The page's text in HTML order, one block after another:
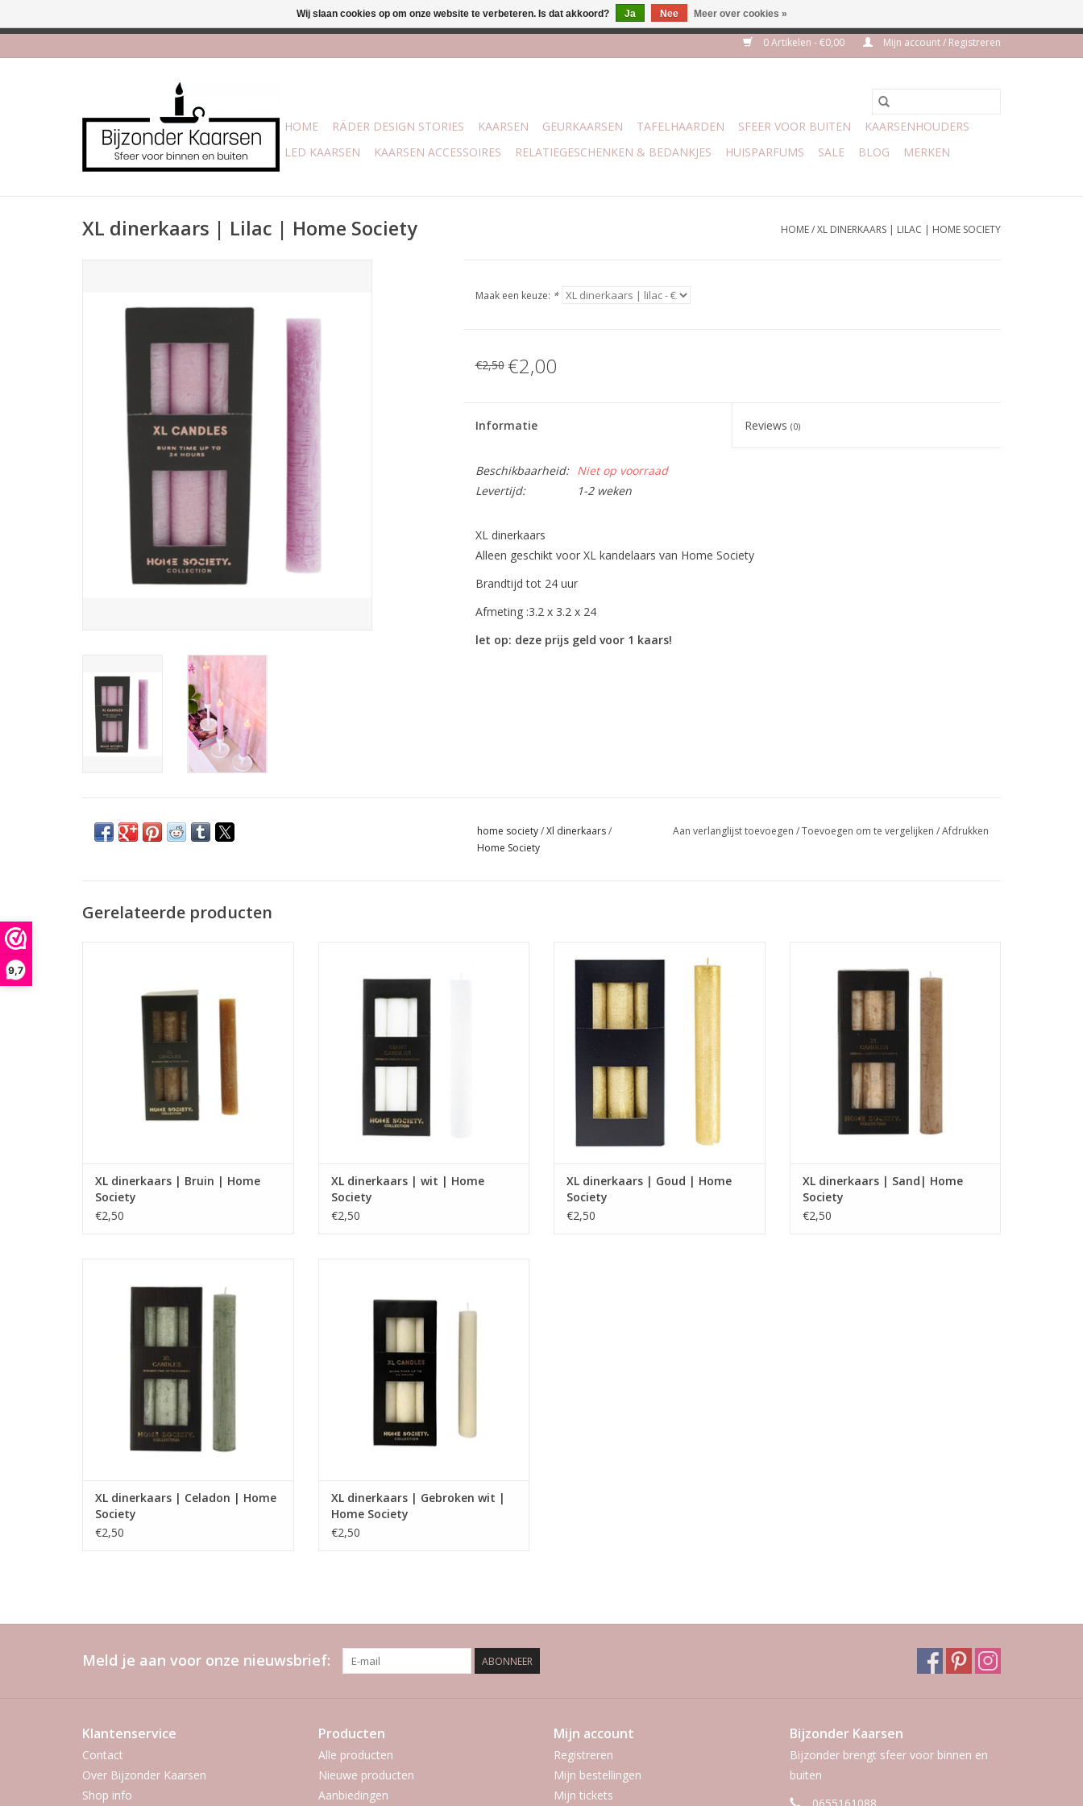
9,7
0 Artikelen - €0,00 Mijn account / Registreren
HOME RÄDER DESIGN STORIES KAARSEN GEURKAARSEN TAFELHAARDEN SFEER VOOR BUITEN
KAARSENHOUDERS
LED KAARSEN
KAARSEN ACCESSOIRES RELATIEGESCHENKEN & BEDANKJES HUISPARFUMS SALE BLOG MERKEN
XL dinerkaars | Lilac | Home Society HOME/XL DINERKAARS | LILAC | HOME SOCIETY
Maak een keuze: *
€2,50 €2,00
Informatie Reviews(0)
Beschikbaarheid:
Niet op voorraad
Levertijd:
1-2 weken
XL dinerkaars
Alleen geschikt voor XL kandelaars van Home Society
Brandtijd tot 24 uur
Afmeting :3.2 x 3.2 x 24
let op: deze prijs geld voor 1 kaars!
home society/Xl dinerkaars/
Home Society
Aan verlanglijst toevoegen /Toevoegen om te vergelijken /Afdrukken
Gerelateerde producten
Afmeting : 3.2 x 3.2 x 24
Brandtijd tot 24 uur
XL dinerkaars | Bruin | Home
Society
€2,50
Home Society
Afmeting : 3.2 x 3.2 x 24
XL dinerkaars | wit | Home
Society
€2,50
Alleen geschikt voor XL kandelaars van
Home Society
Afmeting : 3.2 x 3.2 x 24
Brandtijd tot 24 uur
TOEVOEGEN AAN WINKELWAGEN
XL dinerkaars | Goud | Home
Society
€2,50
Alleen geschikt voor XL kandelaars van
Home Society
Afmeting : 3.2 x 3.2 x 24
TOEVOEGEN AAN WINKELWAGEN
XL dinerkaars | Sand| Home
Society
€2,50
Home Society
Afmeting : 3.2 x 3.2 x 24
TOEVOEGEN AAN WINKELWAGEN
XL dinerkaars | Celadon | Home
Society
€2,50
Home Society
Afmeting : 3.2 x 3.2 x 24
TOEVOEGEN AAN WINKELWAGEN
XL dinerkaars | Gebroken wit |
Home Society
€2,50
Meld je aan voor onze nieuwsbrief: ABONNEER
Klantenservice
Contact
Over Bijzonder Kaarsen
Shop info
Producten
Alle producten
Nieuwe producten
Aanbiedingen
Mijn account
Registreren
Mijn bestellingen
Mijn tickets
Bijzonder Kaarsen
Bijzonder brengt sfeer voor binnen en
buiten
Wij slaan cookies op om onze website te verbeteren. Is dat akkoord? Ja Nee Meer over cookies »
Afhalen is mogelijk bij mijn winkel Trotz | Belvederelaan 107 Zwolle | 27 juli t/m 3 aug VAKANTIE